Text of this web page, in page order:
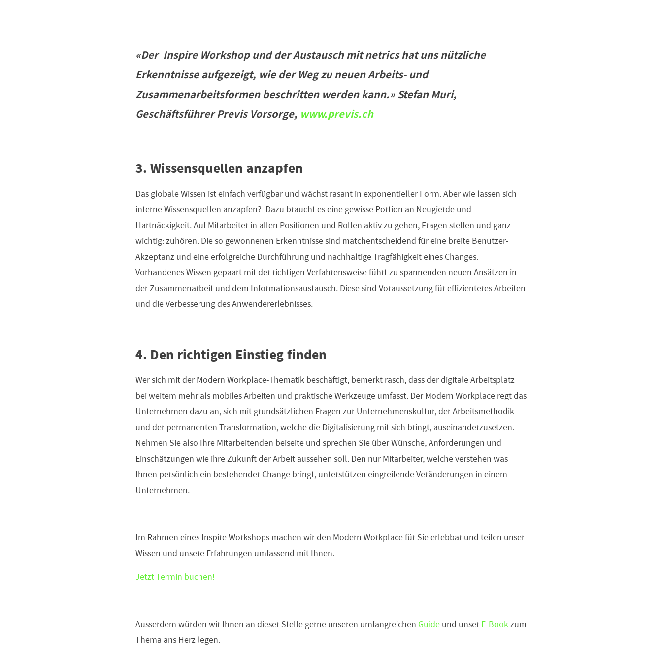
«Der Inspire Workshop und der Austausch mit netrics hat uns nützliche
Erkenntnisse aufgezeigt, wie der Weg zu neuen Arbeits- und
Zusammenarbeitsformen beschritten werden kann.» Stefan Muri,
Geschäftsführer Previs Vorsorge, www.previs.ch
3. Wissensquellen anzapfen
Das globale Wissen ist einfach verfügbar und wächst rasant in exponentieller Form. Aber wie lassen sich
interne Wissensquellen anzapfen? Dazu braucht es eine gewisse Portion an Neugierde und
Hartnäckigkeit. Auf Mitarbeiter in allen Positionen und Rollen aktiv zu gehen, Fragen stellen und ganz
wichtig: zuhören. Die so gewonnenen Erkenntnisse sind matchentscheidend für eine breite Benutzer-
Akzeptanz und eine erfolgreiche Durchführung und nachhaltige Tragfähigkeit eines Changes.
Vorhandenes Wissen gepaart mit der richtigen Verfahrensweise führt zu spannenden neuen Ansätzen in
der Zusammenarbeit und dem Informationsaustausch. Diese sind Voraussetzung für effizienteres Arbeiten
und die Verbesserung des Anwendererlebnisses.
4. Den richtigen Einstieg finden
Wer sich mit der Modern Workplace-Thematik beschäftigt, bemerkt rasch, dass der digitale Arbeitsplatz
bei weitem mehr als mobiles Arbeiten und praktische Werkzeuge umfasst. Der Modern Workplace regt das
Unternehmen dazu an, sich mit grundsätzlichen Fragen zur Unternehmenskultur, der Arbeitsmethodik
und der permanenten Transformation, welche die Digitalisierung mit sich bringt, auseinanderzusetzen.
Nehmen Sie also Ihre Mitarbeitenden beiseite und sprechen Sie über Wünsche, Anforderungen und
Einschätzungen wie ihre Zukunft der Arbeit aussehen soll. Den nur Mitarbeiter, welche verstehen was
Ihnen persönlich ein bestehender Change bringt, unterstützen eingreifende Veränderungen in einem
Unternehmen.
Im Rahmen eines Inspire Workshops machen wir den Modern Workplace für Sie erlebbar und teilen unser
Wissen und unsere Erfahrungen umfassend mit Ihnen.
Jetzt Termin buchen!
Ausserdem würden wir Ihnen an dieser Stelle gerne unseren umfangreichen Guideund unser E-Book zum
Thema ans Herz legen.